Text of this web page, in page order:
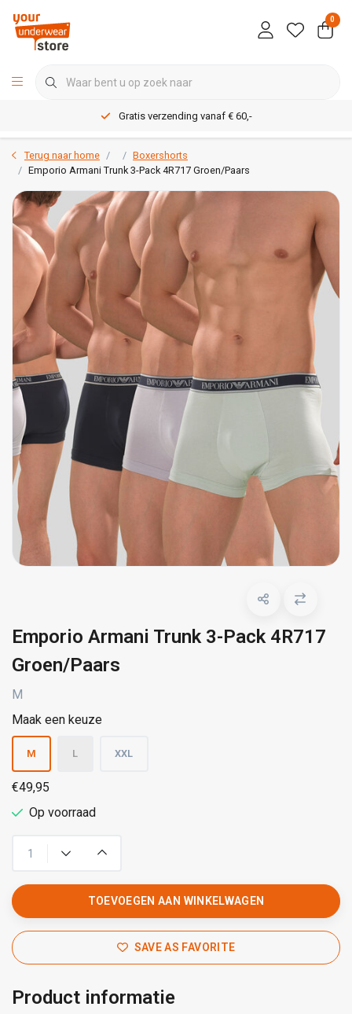
0
Gratis verzending vanaf € 60,-
Terug naar home
Boxershorts
Emporio Armani Trunk 3-Pack 4R717 Groen/Paars
Emporio Armani Trunk 3-Pack 4R717
Groen/Paars
M
Maak een keuze
M L XXL
€49,95
Op voorraad
TOEVOEGEN AAN WINKELWAGEN
SAVE AS FAVORITE
Product informatie